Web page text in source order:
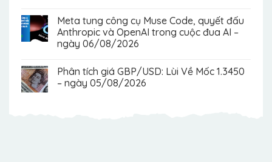
Meta tung công cụ Muse Code, quyết đấu
Anthropic và OpenAI trong cuộc đua AI –
ngày 06/08/2026
Phân tích giá GBP/USD: Lùi Về Mốc 1.3450
– ngày 05/08/2026